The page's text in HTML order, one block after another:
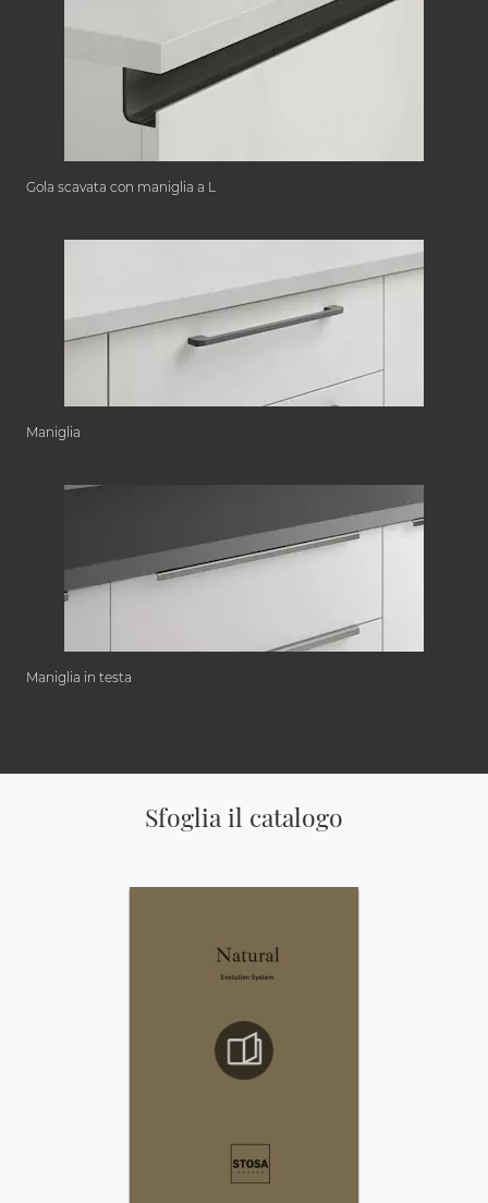
Gola scavata con maniglia a L
Maniglia
Maniglia in testa
Sfoglia il catalogo